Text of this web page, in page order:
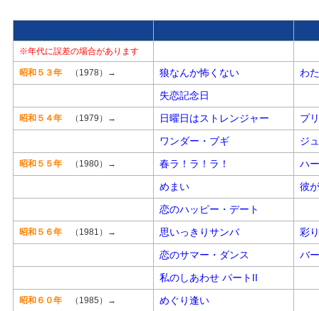
※年代に誤差の場合があります
昭和５３年 （1978）→ 狼なんか怖くない
わ
失恋記念日
昭和５４年 （1979）→ 日曜日はストレンジャー
プ
ワンダー・ブギ
ジ
昭和５５年 （1980）→ 春ラ！ラ！ラ！
ハ
めまい
彼
恋のハッピー・デート
昭和５６年 （1981）→ 思いっきりサンバ
彩
恋のサマー・ダンス
バ
私のしあわせ パートII
昭和６０年 （1985）→ めぐり逢い